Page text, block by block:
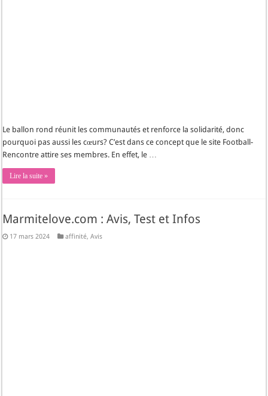
Le ballon rond réunit les communautés et renforce la solidarité, donc
pourquoi pas aussi les cœurs? C’est dans ce concept que le site Football-
Rencontre attire ses membres. En effet, le …
Lire la suite »
Marmitelove.com : Avis, Test et Infos
17 mars 2024 affinité,Avis